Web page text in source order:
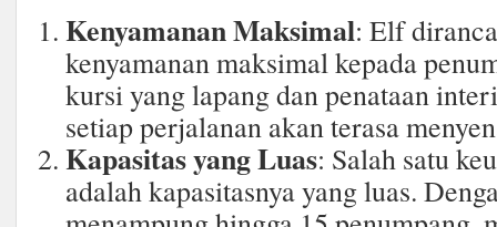
Kenyamanan Maksimal: Elf
kenyamanan maksimal kepada
kursi yang lapang dan penataan
setiap perjalanan akan terasa
Kapasitas yang Luas: Salah satu
adalah kapasitasnya yang luas.